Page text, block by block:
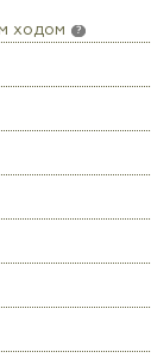
ходом ?